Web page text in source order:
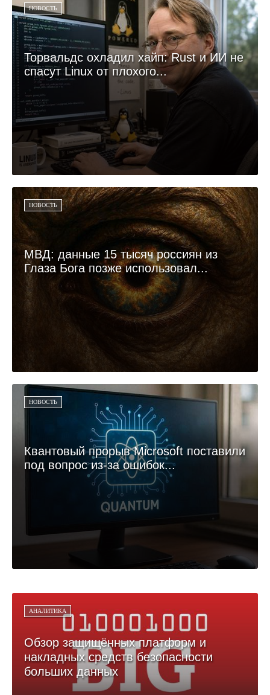
НОВОСТЬ
Торвальдс охладил хайп: Rust и ИИ не
спасут Linux от плохого...
НОВОСТЬ
МВД: данные 15 тысяч россиян из
Глаза Бога позже использовал...
НОВОСТЬ
Квантовый прорыв Microsoft поставили
под вопрос из-за ошибок...
АНАЛИТИКА
Обзор защищённых платформ и
накладных средств безопасности
больших данных